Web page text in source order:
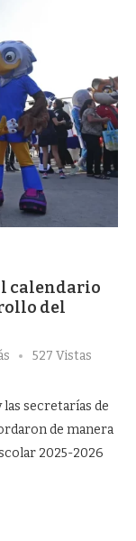
calendario
del
527 Vistas
las secretarías de
de manera
2025-2026